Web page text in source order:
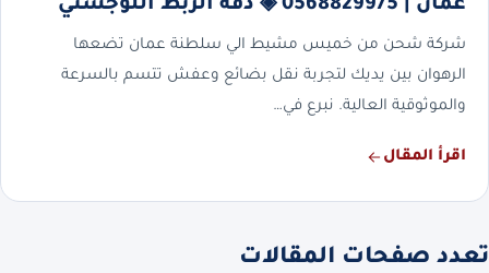
عمان | 0568829975 ◈ دقة الربط اللوجستي
شركة شحن من خميس مشيط الي سلطنة عمان تضعها
الرهوان بين يديك لتجربة نقل بضائع وعفش تتسم بالسرعة
والموثوقية العالية. نبرع في…
اقرأ المقال
تعدد صفحات المقالات